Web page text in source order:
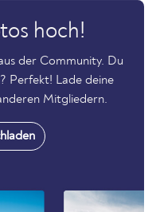
hoch!
der Community. Du
Perfekt! Lade deine
Mitgliedern.